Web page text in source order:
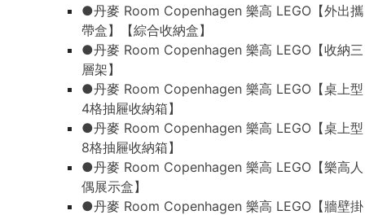
●丹麥 Room Copenhagen 樂高 LEGO【外出攜
帶盒】【綜合收納盒】
●丹麥 Room Copenhagen 樂高 LEGO【收納三
層架】
●丹麥 Room Copenhagen 樂高 LEGO【桌上型
4格抽屜收納箱】
●丹麥 Room Copenhagen 樂高 LEGO【桌上型
8格抽屜收納箱】
●丹麥 Room Copenhagen 樂高 LEGO【樂高人
偶展示盒】
●丹麥 Room Copenhagen 樂高 LEGO【牆壁掛